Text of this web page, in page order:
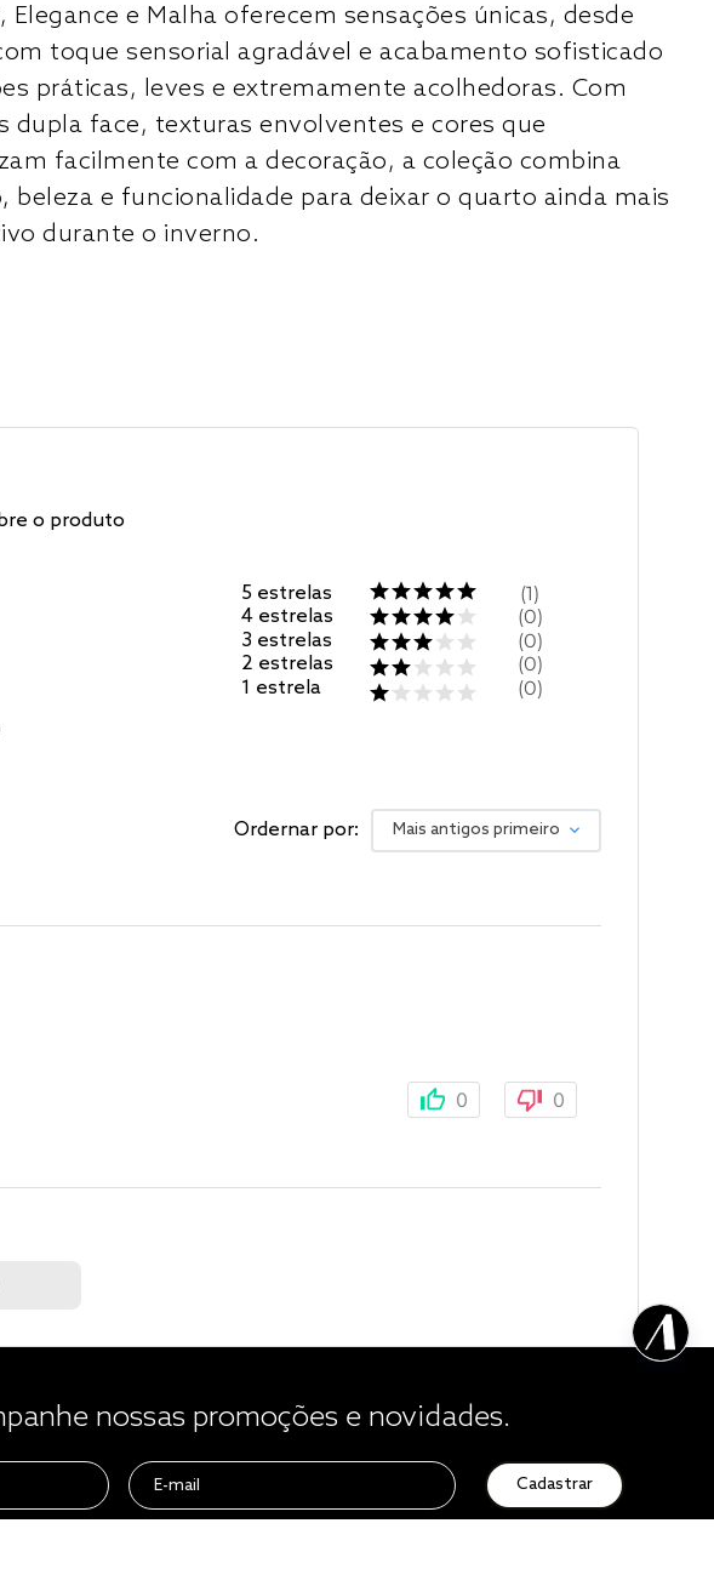
e Malha oferecem sensações únicas, desde
toque sensorial agradável e acabamento sofisticado
práticas, leves e extremamente acolhedoras. Com
dupla face, texturas envolventes e cores que
facilmente com a decoração, a coleção combina
beleza e funcionalidade para deixar o quarto ainda mais
durante o inverno.
o produto
5 estrelas
4 estrelas
3 estrelas
2 estrelas
1 estrela
1
0
0
0
0
Ordernar por: Mais antigos primeiro
0 0
nossas promoções e novidades.
Cadastrar